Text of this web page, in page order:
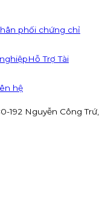
phối chứng chỉ
Hỗ Trợ Tài
hệ
192 Nguyễn Công Trứ,